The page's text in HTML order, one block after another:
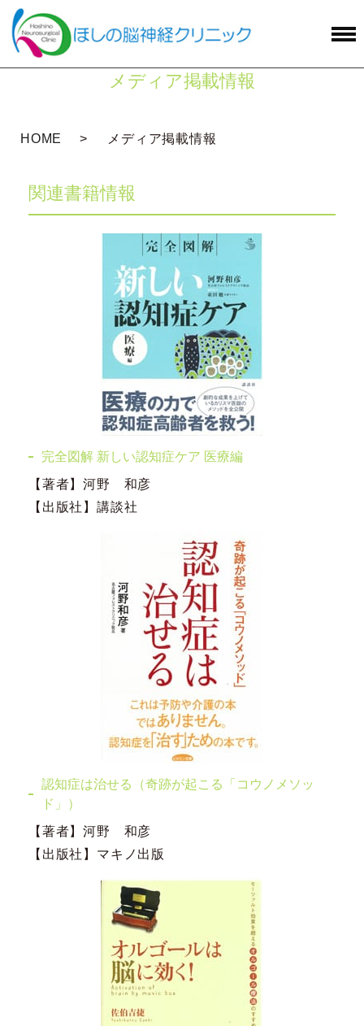
メディア掲載情報
HOME メディア掲載情報
関連書籍情報
完全図解 新しい認知症ケア 医療編
【著者】河野 和彦
【出版社】講談社
認知症は治せる（奇跡が起こる「コウノメソッ
ド」）
【著者】河野 和彦
【出版社】マキノ出版